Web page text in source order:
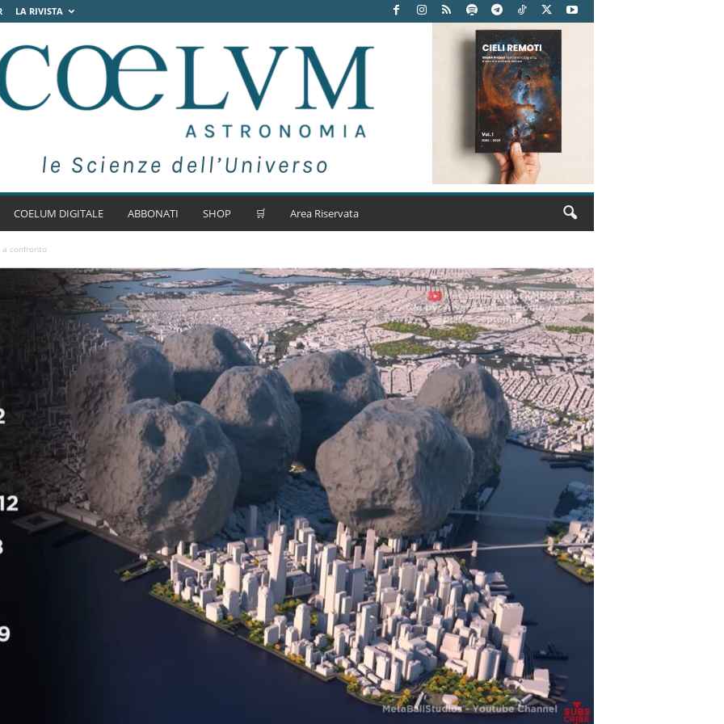
LA RIVISTA
COELUM DIGITALE ABBONATI SHOP 🛒 Area Riservata
a confronto